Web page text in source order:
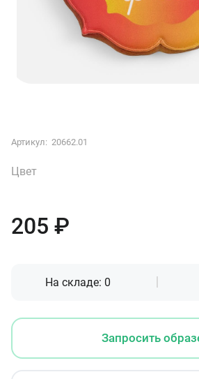
Артикул: 20662.01
Цвет
205 ₽
На складе: 0
Запросить